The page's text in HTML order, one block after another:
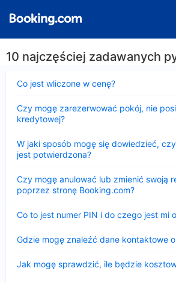
10 najczęściej zadawanych
Co jest wliczone w cenę?
Czy mogę zarezerwować pokój, nie
kredytowej?
W jaki sposób mogę się dowiedzieć,
jest potwierdzona?
Czy mogę anulować lub zmienić swoją
poprzez stronę Booking.com?
Co to jest numer PIN i do czego jest mi
Gdzie mogę znaleźć dane kontaktowe
Jak mogę sprawdzić, ile będzie